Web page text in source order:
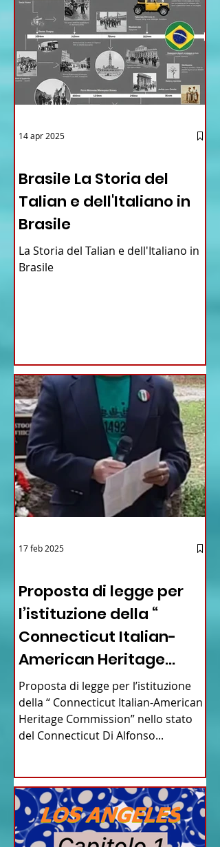
Brasile La Storia del
Talian e dell'Italiano in
Brasile
La Storia del Talian e dell'Italiano in
Brasile
14 apr 2025
Proposta di legge per
l’istituzione della “
Connecticut Italian-
American Heritage
Commission” nello stato
del Connecticut
Proposta di legge per l’istituzione
della “ Connecticut Italian-American
Heritage Commission” nello stato
del Connecticut Di Alfonso...
17 feb 2025